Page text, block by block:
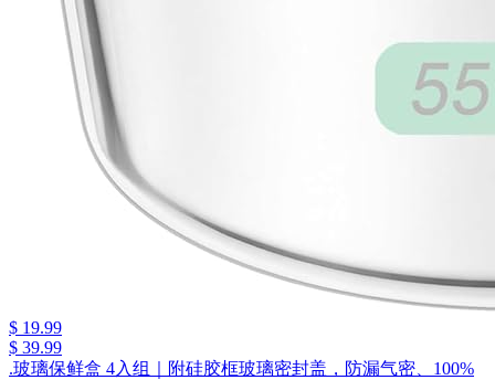
$ 19.99
$ 39.99
.玻璃保鲜盒 4入组｜附硅胶框玻璃密封盖，防漏气密、100%